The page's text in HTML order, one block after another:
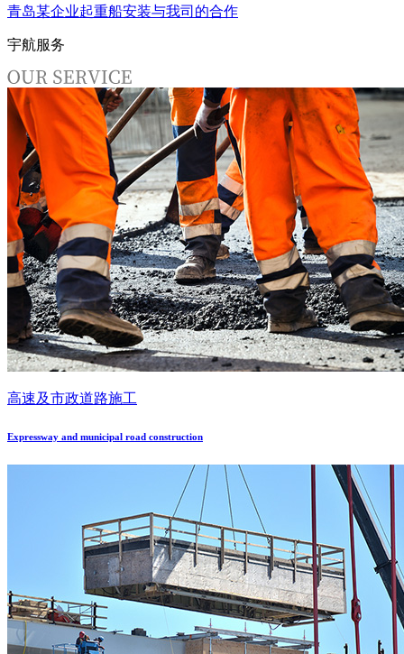
青岛某企业起重船安装与我司的合作
宇航服务
高速及市政道路施工
Expressway and municipal road construction